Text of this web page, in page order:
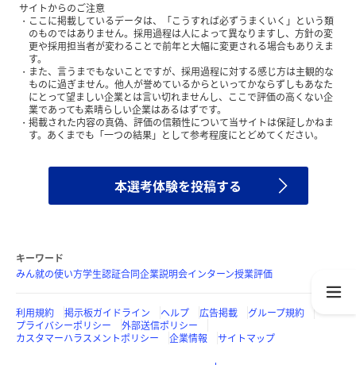
サイトからのご注意
ここに掲載しているデータは、「こうすれば必ずうまくいく」という類
のものではありません。採用過程は人によって異なりますし、方針の変
更や採用担当者が変わることで前年と大幅に変更される場合もありえま
す。
また、言うまでもないことですが、採用過程に対する感じ方は主観的な
ものに過ぎません。他人が誉めているからといってかならずしもあなた
にとって望ましい企業とは言い切れませんし、ここで評価の高くない企
業であっても素晴らしい企業はあるはずです。
掲載された内容の真偽、評価の信頼性について当サイトは保証しかねま
す。あくまでも「一つの結果」として参考程度にとどめてください。
本選考体験を投稿する
キーワード
みん就の使い方学生認証合同企業説明会インターン授業評価
利用規約 掲示板ガイドライン ヘルプ 広告掲載
グループ規約
プライバシーポリシー
外部送信ポリシー
カスタマーハラスメントポリシー
企業情報 サイトマップ